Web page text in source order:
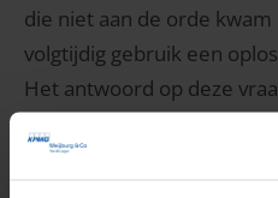
die niet aan de orde
volgtijdig gebruik een
Het antwoord op deze
onduidelijk en komt
eens aan de orde.